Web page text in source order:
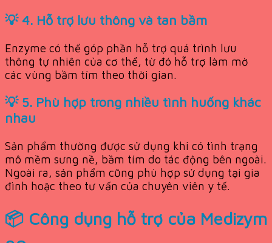
💡 4. Hỗ trợ lưu thông và tan bầm
Enzyme có thể góp phần hỗ trợ quá trình lưu
thông tự nhiên của cơ thể, từ đó hỗ trợ làm mờ
các vùng bầm tím theo thời gian.
💡 5. Phù hợp trong nhiều tình huống khác
nhau
Sản phẩm thường được sử dụng khi có tình trạng
mô mềm sưng nề, bầm tím do tác động bên ngoài.
Ngoài ra, sản phẩm cũng phù hợp sử dụng tại gia
đình hoặc theo tư vấn của chuyên viên y tế.
📦 Công dụng hỗ trợ của Medizym